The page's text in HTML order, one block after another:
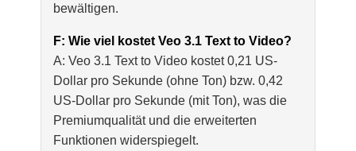
bewältigen.
F: Wie viel kostet Veo 3.1 Text to Video?
A: Veo 3.1 Text to Video kostet 0,21 US-
Dollar pro Sekunde (ohne Ton) bzw. 0,42
US-Dollar pro Sekunde (mit Ton), was die
Premiumqualität und die erweiterten
Funktionen widerspiegelt.